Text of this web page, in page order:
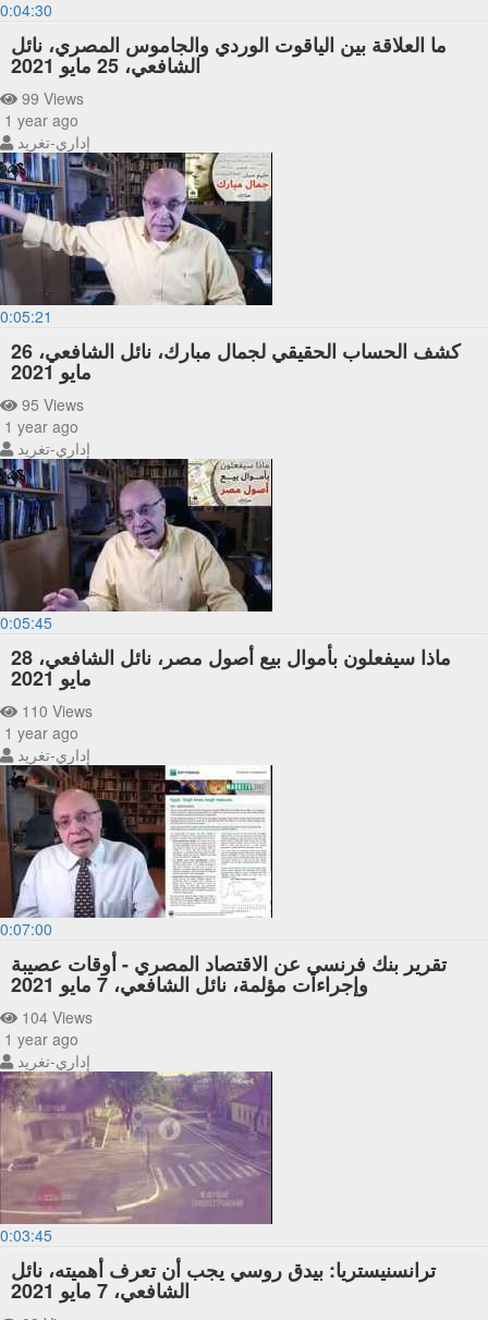
0:04:30
ما العلاقة بين الياقوت الوردي والجاموس المصري، نائل
الشافعي، 25 مايو 2021
99 Views
1 year ago
إداري-تغريد
0:05:21
كشف الحساب الحقيقي لجمال مبارك، نائل الشافعي، 26
مايو 2021
95 Views
1 year ago
إداري-تغريد
0:05:45
ماذا سيفعلون بأموال بيع أصول مصر، نائل الشافعي، 28
مايو 2021
110 Views
1 year ago
إداري-تغريد
0:07:00
تقرير بنك فرنسي عن الاقتصاد المصري - أوقات عصيبة
وإجراءات مؤلمة، نائل الشافعي، 7 مايو 2021
104 Views
1 year ago
إداري-تغريد
0:03:45
ترانسنيستريا: بيدق روسي يجب أن تعرف أهميته، نائل
الشافعي، 7 مايو 2021